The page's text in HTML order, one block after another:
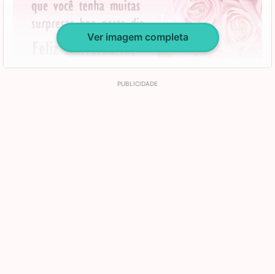
Ver imagem completa